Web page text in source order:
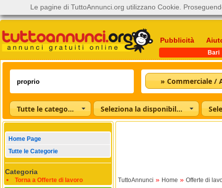
Pubblicità
Bari
» Commerciale /
Tutte le categorie Seleziona la disponibilità
Home Page
Tutte le Categorie
Categoria
Torna a Offerte di lavoro TuttoAnnunci » Home » Offerte di
Le pagine di TuttoAnnunci.org utilizzano Cookie.